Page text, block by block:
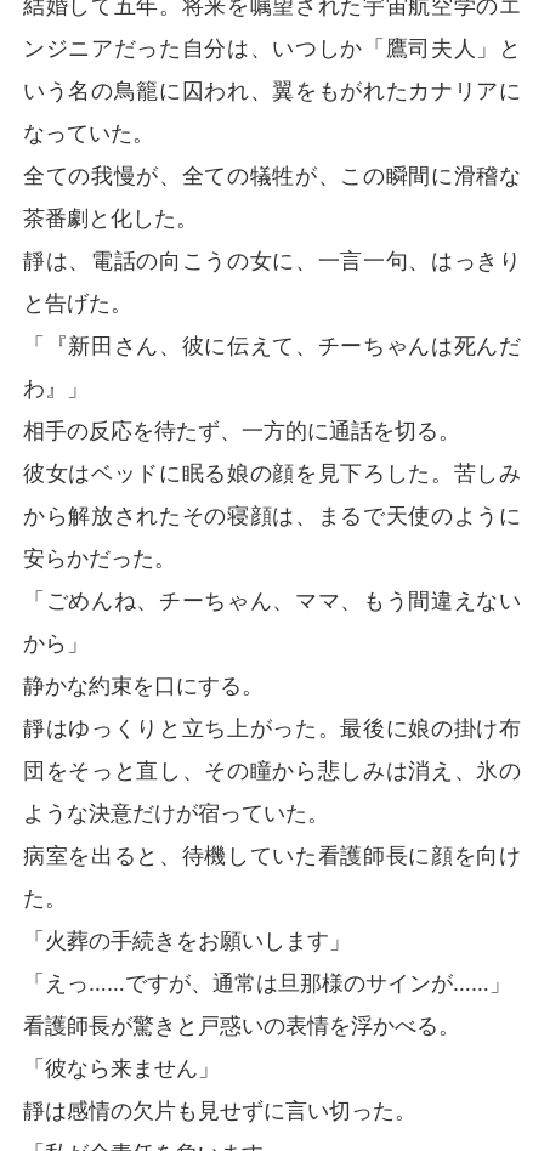
結婚して五年。将来を嘱望された宇宙航空学のエ
ンジニアだった自分は、いつしか「鷹司夫人」と
いう名の鳥籠に囚われ、翼をもがれたカナリアに
なっていた。
全ての我慢が、全ての犠牲が、この瞬間に滑稽な
茶番劇と化した。
靜は、電話の向こうの女に、一言一句、はっきり
と告げた。
「『新田さん、彼に伝えて、チーちゃんは死んだ
わ』」
相手の反応を待たず、一方的に通話を切る。
彼女はベッドに眠る娘の顔を見下ろした。苦しみ
から解放されたその寝顔は、まるで天使のように
安らかだった。
「ごめんね、チーちゃん、ママ、もう間違えない
から」
静かな約束を口にする。
靜はゆっくりと立ち上がった。最後に娘の掛け布
団をそっと直し、その瞳から悲しみは消え、氷の
ような決意だけが宿っていた。
病室を出ると、待機していた看護師長に顔を向け
た。
「火葬の手続きをお願いします」
「えっ……ですが、通常は旦那様のサインが……」
看護師長が驚きと戸惑いの表情を浮かべる。
「彼なら来ません」
靜は感情の欠片も見せずに言い切った。